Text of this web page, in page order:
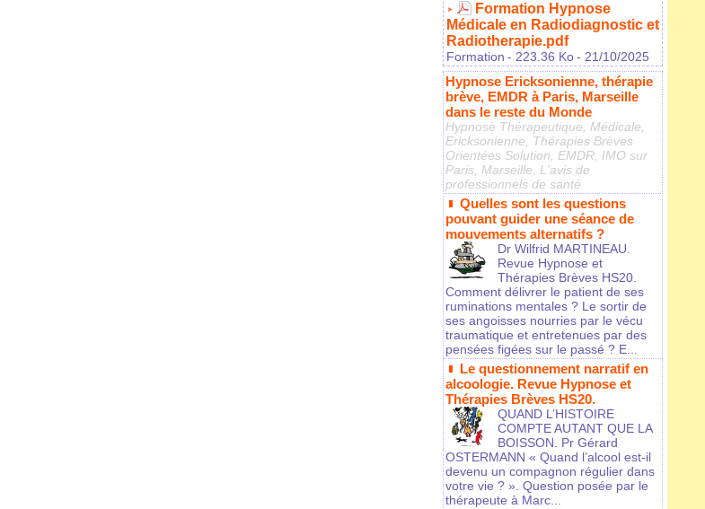
Formation Hypnose
Médicale en Radiodiagnostic et
Radiotherapie.pdf
Formation - 223.36 Ko- 21/10/2025
Hypnose Ericksonienne, thérapie
brève, EMDR à Paris, Marseille
dans le reste du Monde
Hypnose Thérapeutique, Médicale,
Ericksonienne, Thérapies Brèves
Orientées Solution, EMDR, IMO sur
Paris, Marseille. L'avis de
professionnels de santé
Quelles sont les questions
pouvant guider une séance de
mouvements alternatifs ?
Dr Wilfrid MARTINEAU.
Revue Hypnose et
Thérapies Brèves HS20.
Comment délivrer le patient de ses
ruminations mentales ? Le sortir de
ses angoisses nourries par le vécu
traumatique et entretenues par des
pensées figées sur le passé ? E...
Le questionnement narratif en
alcoologie. Revue Hypnose et
Thérapies Brèves HS20.
QUAND L’HISTOIRE
COMPTE AUTANT QUE LA
BOISSON. Pr Gérard
OSTERMANN « Quand l’alcool est-il
devenu un compagnon régulier dans
votre vie ? ». Question posée par le
thérapeute à Marc...